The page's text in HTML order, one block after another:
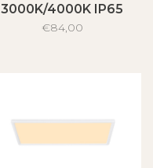
3000K/4000K IP65
€84,00